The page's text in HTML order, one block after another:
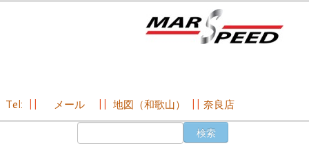
Tel: メール 地図（和歌山） 奈良店